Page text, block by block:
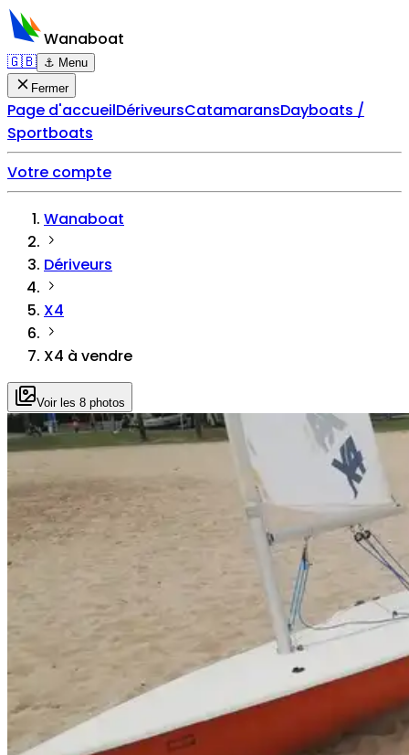
Wanaboat
🇬🇧 ⚓ Menu
Fermer
Page d'accueilDériveursCatamaransDayboats /
Sportboats
Votre compte
Wanaboat
Dériveurs
X4
X4 à vendre
Voir les 8 photos